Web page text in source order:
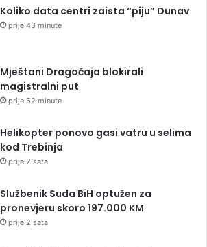
Koliko data centri zaista “piju” Dunav
prije 43 minute
Mještani Dragočaja blokirali
magistralni put
prije 52 minute
Helikopter ponovo gasi vatru u selima
kod Trebinja
prije 2 sata
Službenik Suda BiH optužen za
pronevjeru skoro 197.000 KM
prije 2 sata